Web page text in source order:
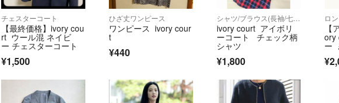
細かな傷や汚れを見落としてしまう可能性があり
・基本的にはお値下げ不可です。
商品によってはお気持ち程度になりますが、お値
ざいますのでお気軽にコメントして下さい。
願い致します。
チェスターコート
【最終価格】ivory cou
rt ウール混 ネイビ
ー チェスターコート
¥1,500
ひざ丈ワンピース
ワンピース ivory cour
t
¥440
シャツ/ブラウス(長袖/七分)
ivory court アイボリ
ーコート チェック柄
シャツ
¥1,800
【
ory
ー